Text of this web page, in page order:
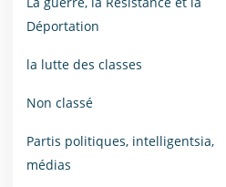
Déportation
la lutte des classes
Non classé
Partis politiques, intelligentsia,
médias